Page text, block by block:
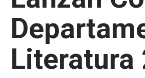
Literatura